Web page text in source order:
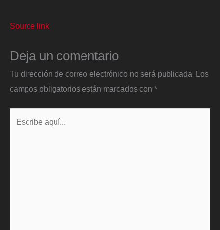
Source link
Deja un comentario
Tu dirección de correo electrónico no será publicada. Los
campos obligatorios están marcados con *